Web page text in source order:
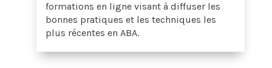
formations en ligne visant à diffuser les
bonnes pratiques et les techniques les
plus récentes en ABA.